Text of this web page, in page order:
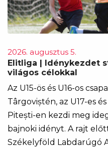
2026. augusztus 5.
Elitliga | Idénykezdet
világos célokkal
Az U15-ös és U16-os
Târgoviștén, az U17-es
Pitești-en kezdi meg
bajnoki idényt. A rajt
Székelyföld Labdarúgó